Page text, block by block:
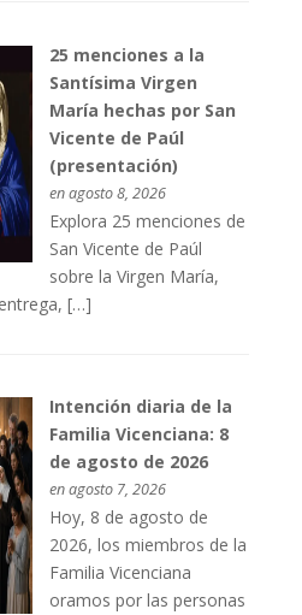
25 menciones a la
Santísima Virgen
María hechas por San
Vicente de Paúl
(presentación)
en agosto 8, 2026
Explora 25 menciones de
San Vicente de Paúl
sobre la Virgen María,
[…]
Intención diaria de la
Familia Vicenciana: 8
de agosto de 2026
en agosto 7, 2026
Hoy, 8 de agosto de
2026, los miembros de la
Familia Vicenciana
oramos por las personas